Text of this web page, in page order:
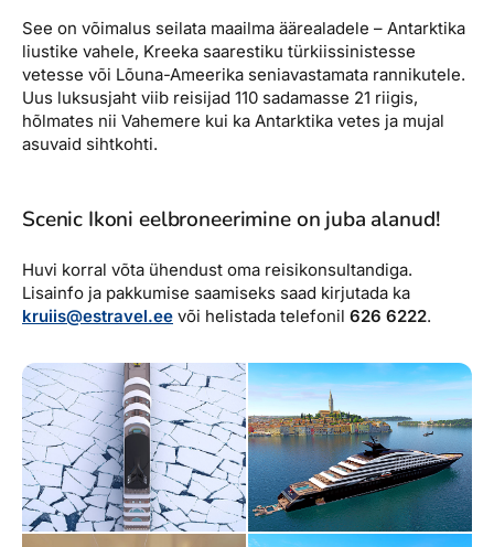
See on võimalus seilata maailma äärealadele – Antarktika
liustike vahele, Kreeka saarestiku türkiissinistesse
vetesse või Lõuna-Ameerika seniavastamata rannikutele.
Uus luksusjaht viib reisijad 110 sadamasse 21 riigis,
hõlmates nii Vahemere kui ka Antarktika vetes ja mujal
asuvaid sihtkohti.
Scenic Ikoni eelbroneerimine on juba alanud!
Huvi korral võta ühendust oma reisikonsultandiga.
Lisainfo ja pakkumise saamiseks saad kirjutada ka
kruiis@estravel.ee või helistada telefonil 626 6222.